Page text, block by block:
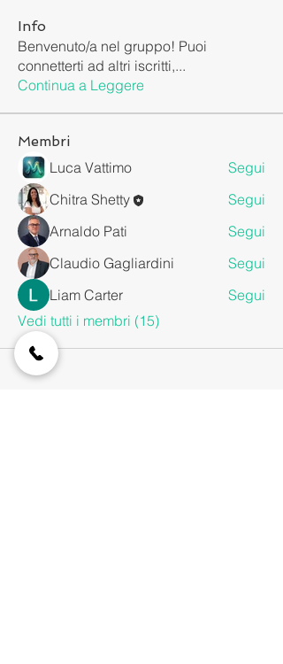
Info
Benvenuto/a nel gruppo! Puoi
connetterti ad altri iscritti,...
Continua a Leggere
Membri
Luca Vattimo
Segui
Chitra Shetty
Segui
Arnaldo Pati
Segui
Claudio Gagliardini
Segui
Liam Carter
Segui
Vedi tutti i membri (15)